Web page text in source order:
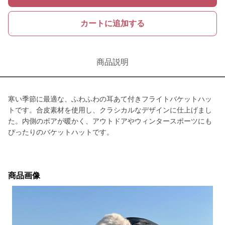
カートに追加する
商品説明
寒い季節に最適な、ふわふわの耳あて付きフライトバケットハッ
トです。合皮素材を使用し、クラシカルなデザインに仕上げまし
た。内側のボアが暖かく、アウトドアやウィンタースポーツにも
ぴったりのバケットハットです。
商品画像